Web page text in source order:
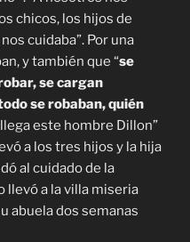
chicos, los hijos de
cuidaba”. Por una
y también que “se
se cargan
se robaban, quién
este hombre Dillon”
a los tres hijos y la hija
al cuidado de la
llevó a la villa miseria
abuela dos semanas